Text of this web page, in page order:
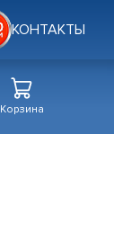
КОНТАКТЫ
Корзина